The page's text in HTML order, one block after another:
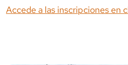
Accede a las inscripciones en